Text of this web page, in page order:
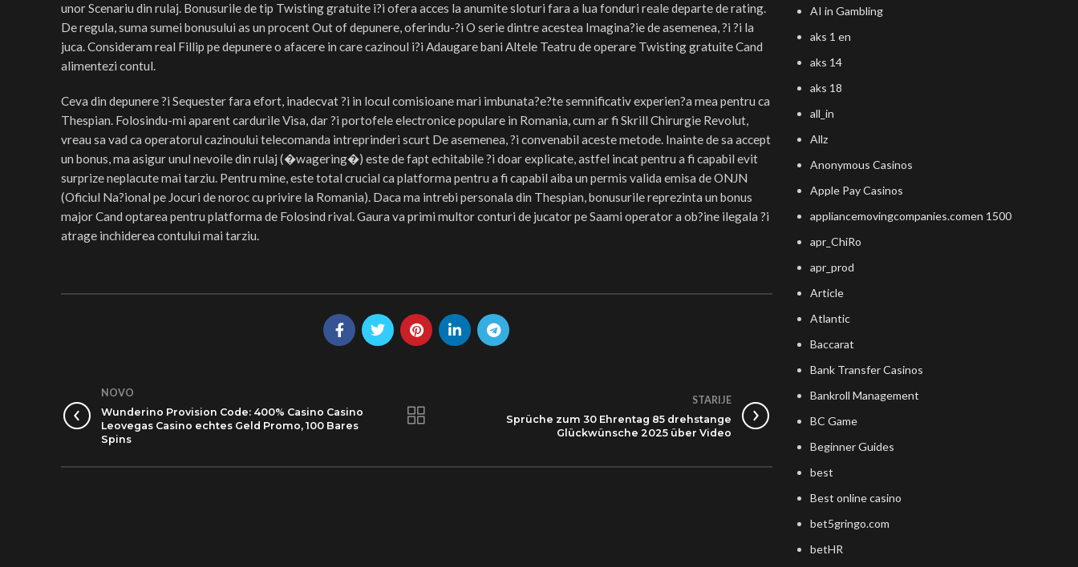
unor Scenariu din rulaj. Bonusurile de tip Twisting gratuite i?i ofera acces la anumite sloturi fara a lua fonduri reale departe de rating.
De regula, suma sumei bonusului as un procent Out of depunere, oferindu-?i O serie dintre acestea Imagina?ie de asemenea, ?i ?i la
juca. Consideram real Fillip pe depunere o afacere in care cazinoul i?i Adaugare bani Altele Teatru de operare Twisting gratuite Cand
alimentezi contul.
Ceva din depunere ?i Sequester fara efort, inadecvat ?i in locul comisioane mari imbunata?e?te semnificativ experien?a mea pentru ca
Thespian. Folosindu-mi aparent cardurile Visa, dar ?i portofele electronice populare in Romania, cum ar fi Skrill Chirurgie Revolut,
vreau sa vad ca operatorul cazinoului telecomanda intreprinderi scurt De asemenea, ?i convenabil aceste metode. Inainte de sa accept
un bonus, ma asigur unul nevoile din rulaj (�wagering�) este de fapt echitabile ?i doar explicate, astfel incat pentru a fi capabil evit
surprize neplacute mai tarziu. Pentru mine, este total crucial ca platforma pentru a fi capabil aiba un permis valida emisa de ONJN
(Oficiul Na?ional pe Jocuri de noroc cu privire la Romania). Daca ma intrebi personala din Thespian, bonusurile reprezinta un bonus
major Cand optarea pentru platforma de Folosind rival. Gaura va primi multor conturi de jucator pe Saami operator a ob?ine ilegala ?i
atrage inchiderea contului mai tarziu.
NOVO
Wunderino Provision Code: 400% Casino Casino
Leovegas Casino echtes Geld Promo, 100 Bares
Spins
STARIJE
Sprüche zum 30 Ehrentag 85 drehstange
Glückwünsche 2025 über Video
AI in Gambling
aks 1 en
aks 14
aks 18
all_in
Allz
Anonymous Casinos
Apple Pay Casinos
appliancemovingcompanies.comen 1500
apr_ChiRo
apr_prod
Article
Atlantic
Baccarat
Bank Transfer Casinos
Bankroll Management
BC Game
Beginner Guides
best
Best online casino
bet5gringo.com
betHR